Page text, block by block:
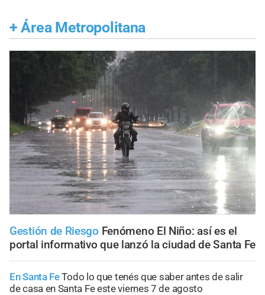
+ Área Metropolitana
Gestión de Riesgo Fenómeno El Niño: así es el
portal informativo que lanzó la ciudad de Santa Fe
En Santa FeTodo lo que tenés que saber antes de salir
de casa en Santa Fe este viernes 7 de agosto